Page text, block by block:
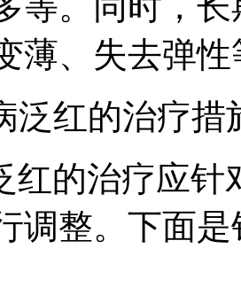
薄、失去弹性
泛红的治疗措
红的治疗应针
调整。下面